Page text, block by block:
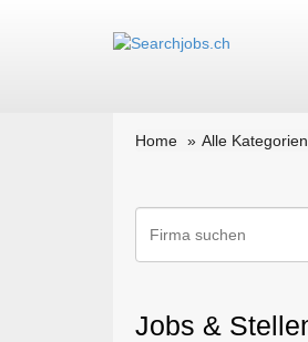
Home Alle Kategorien
Jobs &